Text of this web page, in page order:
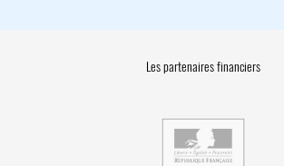
Les partenaires financiers